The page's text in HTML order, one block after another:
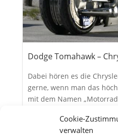
Cookie-
verwalten
Dodge Tomahawk –
Dabei hören es die
gerne, wenn man das
mit dem Namen
schließlich vier Räder. Die